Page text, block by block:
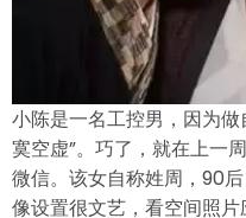
小陈是一名工控男，因为
寞空虚”。巧了，就在上一
微信。该女自称姓周，90
像设置很文艺，看空间照